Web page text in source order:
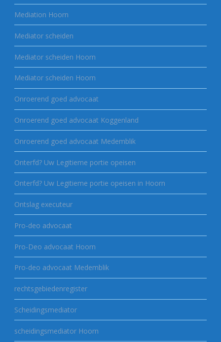
Mediation Hoorn
Mediator scheiden
Mediator scheiden Hoorn
Mediator scheiden Hoorn
Onroerend goed advocaat
Onroerend goed advocaat Koggenland
Onroerend goed advocaat Medemblik
Onterfd? Uw Legitieme portie opeisen
Onterfd? Uw Legitieme portie opeisen in Hoorn
Ontslag executeur
Pro-deo advocaat
Pro-Deo advocaat Hoorn
Pro-deo advocaat Medemblik
rechtsgebiedenregister
Scheidingsmediator
scheidingsmediator Hoorn